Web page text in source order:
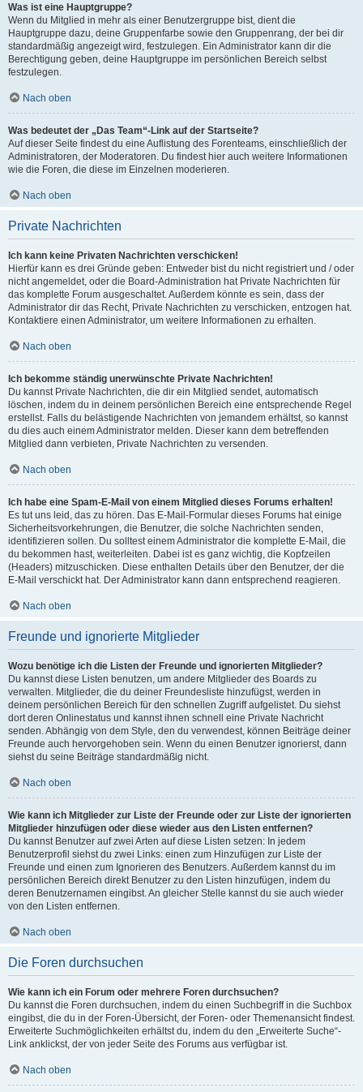
Was ist eine Hauptgruppe?
Wenn du Mitglied in mehr als einer Benutzergruppe bist, dient die
Hauptgruppe dazu, deine Gruppenfarbe sowie den Gruppenrang, der bei dir
standardmäßig angezeigt wird, festzulegen. Ein Administrator kann dir die
Berechtigung geben, deine Hauptgruppe im persönlichen Bereich selbst
festzulegen.
Nach oben
Was bedeutet der „Das Team“-Link auf der Startseite?
Auf dieser Seite findest du eine Auflistung des Forenteams, einschließlich der
Administratoren, der Moderatoren. Du findest hier auch weitere Informationen
wie die Foren, die diese im Einzelnen moderieren.
Nach oben
Private Nachrichten
Ich kann keine Privaten Nachrichten verschicken!
Hierfür kann es drei Gründe geben: Entweder bist du nicht registriert und / oder
nicht angemeldet, oder die Board-Administration hat Private Nachrichten für
das komplette Forum ausgeschaltet. Außerdem könnte es sein, dass der
Administrator dir das Recht, Private Nachrichten zu verschicken, entzogen hat.
Kontaktiere einen Administrator, um weitere Informationen zu erhalten.
Nach oben
Ich bekomme ständig unerwünschte Private Nachrichten!
Du kannst Private Nachrichten, die dir ein Mitglied sendet, automatisch
löschen, indem du in deinem persönlichen Bereich eine entsprechende Regel
erstellst. Falls du belästigende Nachrichten von jemandem erhältst, so kannst
du dies auch einem Administrator melden. Dieser kann dem betreffenden
Mitglied dann verbieten, Private Nachrichten zu versenden.
Nach oben
Ich habe eine Spam-E-Mail von einem Mitglied dieses Forums erhalten!
Es tut uns leid, das zu hören. Das E-Mail-Formular dieses Forums hat einige
Sicherheitsvorkehrungen, die Benutzer, die solche Nachrichten senden,
identifizieren sollen. Du solltest einem Administrator die komplette E-Mail, die
du bekommen hast, weiterleiten. Dabei ist es ganz wichtig, die Kopfzeilen
(Headers) mitzuschicken. Diese enthalten Details über den Benutzer, der die
E-Mail verschickt hat. Der Administrator kann dann entsprechend reagieren.
Nach oben
Freunde und ignorierte Mitglieder
Wozu benötige ich die Listen der Freunde und ignorierten Mitglieder?
Du kannst diese Listen benutzen, um andere Mitglieder des Boards zu
verwalten. Mitglieder, die du deiner Freundesliste hinzufügst, werden in
deinem persönlichen Bereich für den schnellen Zugriff aufgelistet. Du siehst
dort deren Onlinestatus und kannst ihnen schnell eine Private Nachricht
senden. Abhängig von dem Style, den du verwendest, können Beiträge deiner
Freunde auch hervorgehoben sein. Wenn du einen Benutzer ignorierst, dann
siehst du seine Beiträge standardmäßig nicht.
Nach oben
Wie kann ich Mitglieder zur Liste der Freunde oder zur Liste der ignorierten
Mitglieder hinzufügen oder diese wieder aus den Listen entfernen?
Du kannst Benutzer auf zwei Arten auf diese Listen setzen: In jedem
Benutzerprofil siehst du zwei Links: einen zum Hinzufügen zur Liste der
Freunde und einen zum Ignorieren des Benutzers. Außerdem kannst du im
persönlichen Bereich direkt Benutzer zu den Listen hinzufügen, indem du
deren Benutzernamen eingibst. An gleicher Stelle kannst du sie auch wieder
von den Listen entfernen.
Nach oben
Die Foren durchsuchen
Wie kann ich ein Forum oder mehrere Foren durchsuchen?
Du kannst die Foren durchsuchen, indem du einen Suchbegriff in die Suchbox
eingibst, die du in der Foren-Übersicht, der Foren- oder Themenansicht findest.
Erweiterte Suchmöglichkeiten erhältst du, indem du den „Erweiterte Suche“-
Link anklickst, der von jeder Seite des Forums aus verfügbar ist.
Nach oben